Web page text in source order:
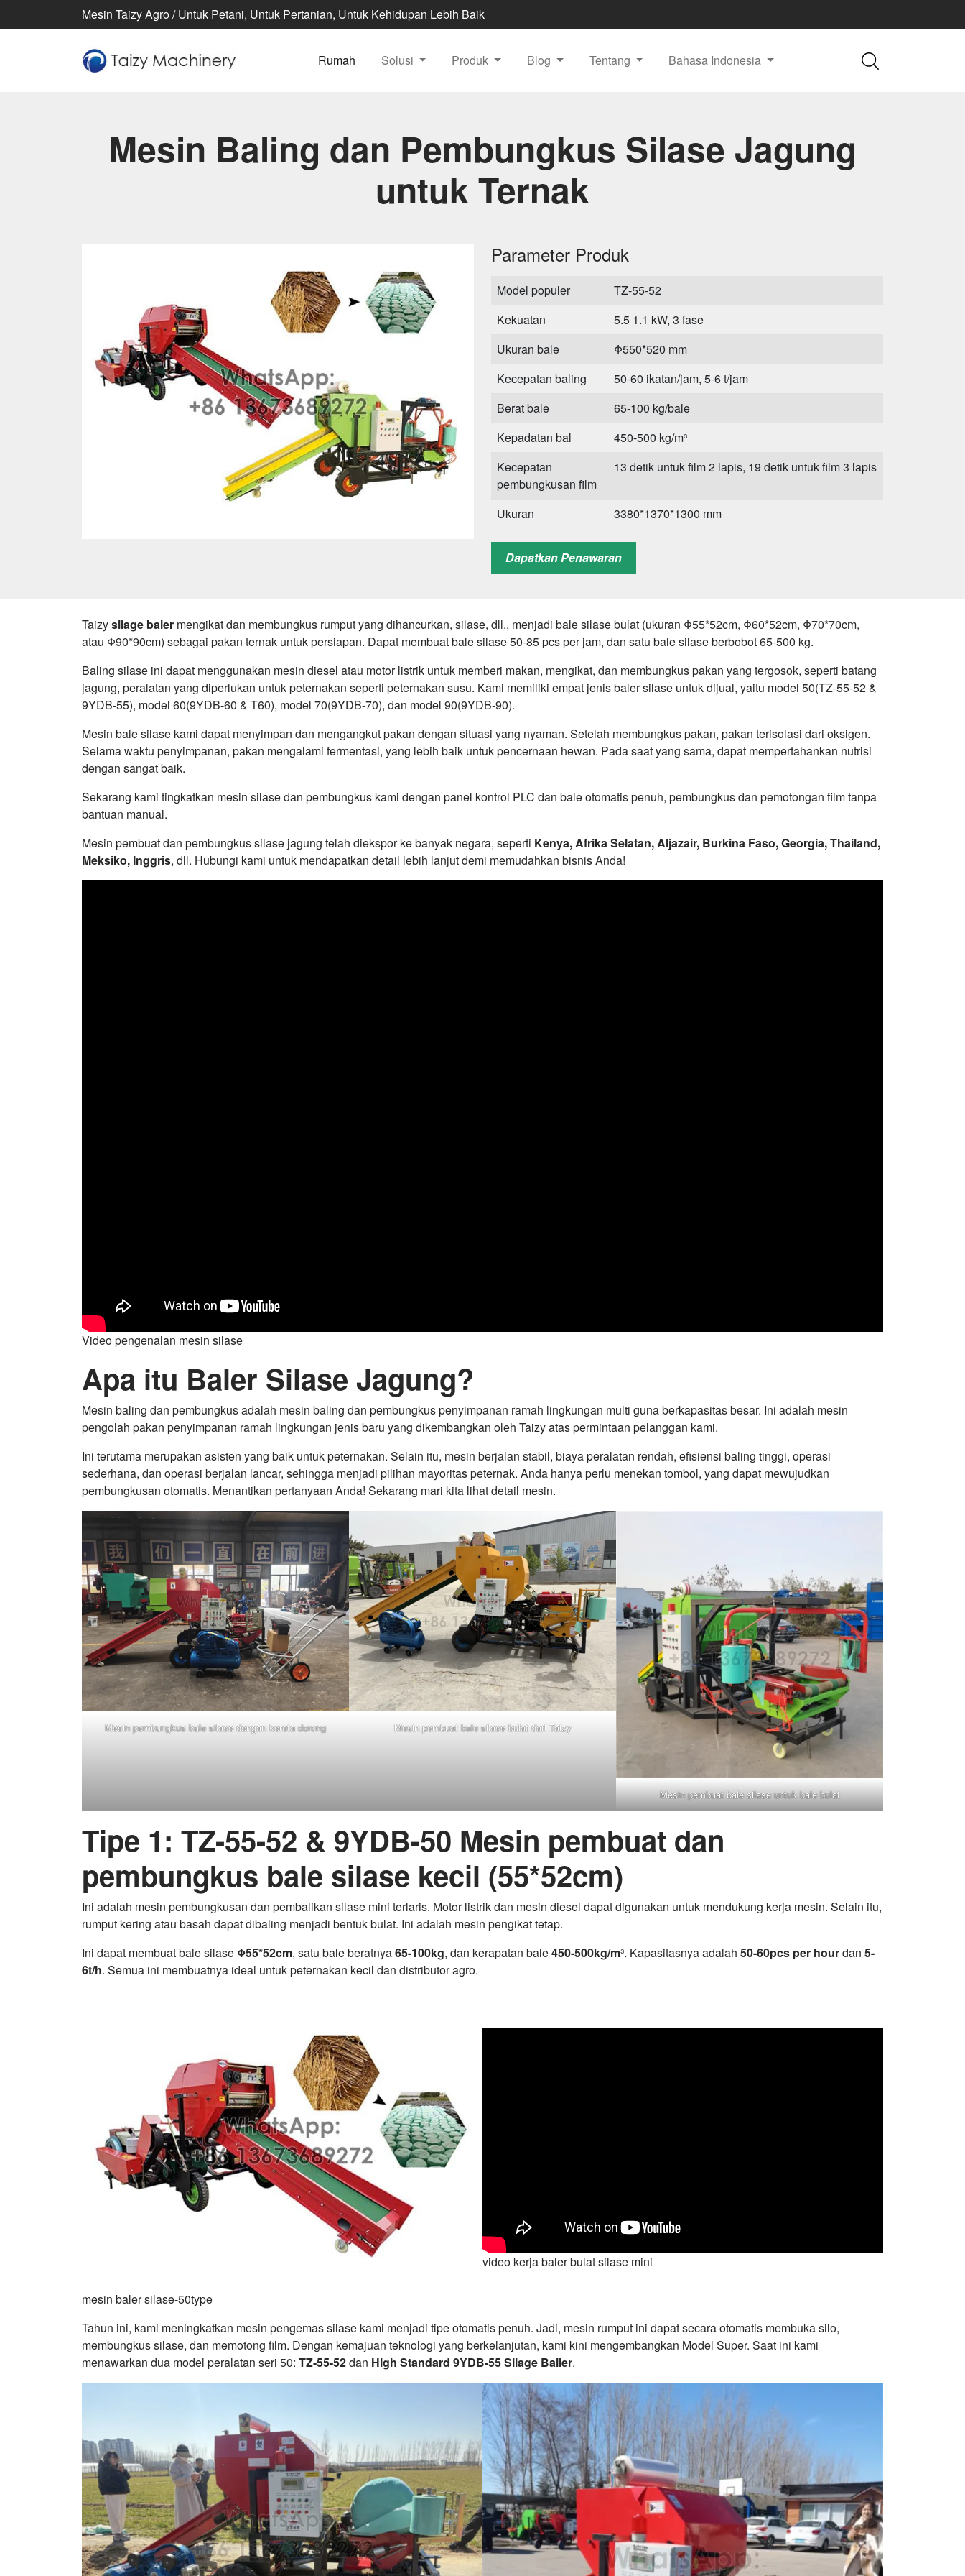
Mesin Taizy Agro / Untuk Petani, Untuk Pertanian, Untuk Kehidupan Lebih Baik
Rumah Solusi Produk Blog Tentang Bahasa Indonesia
Mesin Baling dan Pembungkus Silase Jagung
untuk Ternak
Parameter Produk
Model populer
TZ-55-52
Kekuatan
5.5 1.1 kW, 3 fase
Ukuran bale
Φ550*520 mm
Kecepatan baling
50-60 ikatan/jam, 5-6 t/jam
Berat bale
65-100 kg/bale
Kepadatan bal
450-500 kg/m³
Kecepatan
pembungkusan film
13 detik untuk film 2 lapis, 19 detik untuk film 3 lapis
Ukuran
3380*1370*1300 mm
Berat
456 kg
Dapatkan Penawaran
Taizysilage baler mengikat dan membungkus rumput yang dihancurkan, silase, dll., menjadi bale silase bulat (ukuran Φ55*52cm, Φ60*52cm, Φ70*70cm,
atau Φ90*90cm) sebagai pakan ternak untuk persiapan. Dapat membuat bale silase 50-85 pcs per jam, dan satu bale silase berbobot 65-500 kg.
Baling silase ini dapat menggunakan mesin diesel atau motor listrik untuk memberi makan, mengikat, dan membungkus pakan yang tergosok, seperti batang
jagung, peralatan yang diperlukan untuk peternakan seperti peternakan susu. Kami memiliki empat jenis baler silase untuk dijual, yaitu model 50(TZ-55-52 &
9YDB-55), model 60(9YDB-60 & T60), model 70(9YDB-70), dan model 90(9YDB-90).
Mesin bale silase kami dapat menyimpan dan mengangkut pakan dengan situasi yang nyaman. Setelah membungkus pakan, pakan terisolasi dari oksigen.
Selama waktu penyimpanan, pakan mengalami fermentasi, yang lebih baik untuk pencernaan hewan. Pada saat yang sama, dapat mempertahankan nutrisi
dengan sangat baik.
Sekarang kami tingkatkan mesin silase dan pembungkus kami dengan panel kontrol PLC dan bale otomatis penuh, pembungkus dan pemotongan film tanpa
bantuan manual.
Mesin pembuat dan pembungkus silase jagung telah diekspor ke banyak negara, seperti Kenya, Afrika Selatan, Aljazair, Burkina Faso, Georgia, Thailand,
Meksiko, Inggris, dll. Hubungi kami untuk mendapatkan detail lebih lanjut demi memudahkan bisnis Anda!
Video pengenalan mesin silase
Apa itu Baler Silase Jagung?
Mesin baling dan pembungkus adalah mesin baling dan pembungkus penyimpanan ramah lingkungan multi guna berkapasitas besar. Ini adalah mesin
pengolah pakan penyimpanan ramah lingkungan jenis baru yang dikembangkan oleh Taizy atas permintaan pelanggan kami.
Ini terutama merupakan asisten yang baik untuk peternakan. Selain itu, mesin berjalan stabil, biaya peralatan rendah, efisiensi baling tinggi, operasi
sederhana, dan operasi berjalan lancar, sehingga menjadi pilihan mayoritas peternak. Anda hanya perlu menekan tombol, yang dapat mewujudkan
pembungkusan otomatis. Menantikan pertanyaan Anda! Sekarang mari kita lihat detail mesin.
Mesin pembungkus bale silase dengan kereta dorong Mesin pembuat bale silase bulat dari Taizy
Mesin pembuat bale silase untuk bale bulat
Tipe 1: TZ-55-52 & 9YDB-50 Mesin pembuat dan
pembungkus bale silase kecil (55*52cm)
Ini adalah mesin pembungkusan dan pembalikan silase mini terlaris. Motor listrik dan mesin diesel dapat digunakan untuk mendukung kerja mesin. Selain itu,
rumput kering atau basah dapat dibaling menjadi bentuk bulat. Ini adalah mesin pengikat tetap.
Ini dapat membuat bale silase Φ55*52cm, satu bale beratnya65-100kg, dan kerapatan bale450-500kg/m³. Kapasitasnya adalah 50-60pcs per hourdan 5-
6t/h. Semua ini membuatnya ideal untuk peternakan kecil dan distributor agro.
mesin baler silase-50type
video kerja baler bulat silase mini
Tahun ini, kami meningkatkan mesin pengemas silase kami menjadi tipe otomatis penuh. Jadi, mesin rumput ini dapat secara otomatis membuka silo,
membungkus silase, dan memotong film. Dengan kemajuan teknologi yang berkelanjutan, kami kini mengembangkan Model Super. Saat ini kami
menawarkan dua model peralatan seri 50: TZ-55-52dan High Standard 9YDB-55 Silage Bailer.